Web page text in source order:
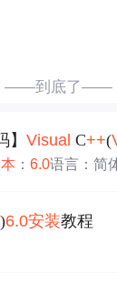
——到底了——
】Visual C++(
：6.0语言：简
件]：点击进入管
)6.0安装教程